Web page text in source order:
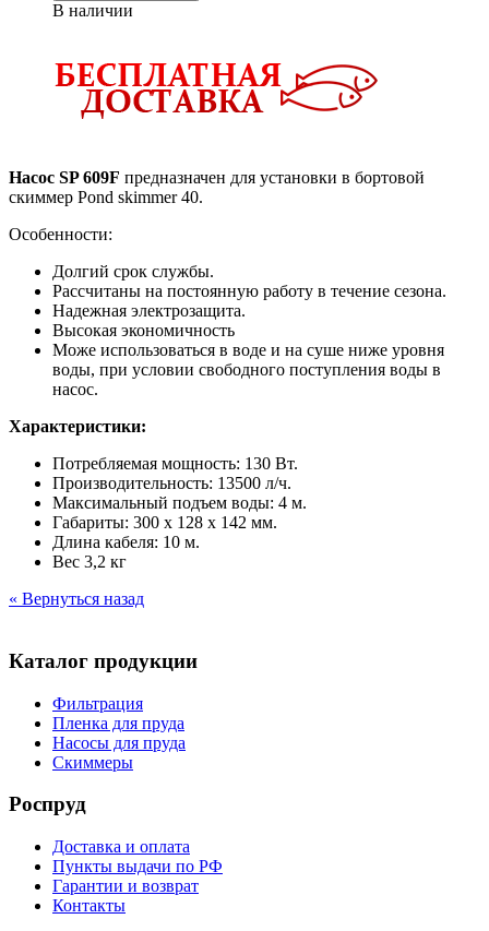
В наличии
Насос SP 609F предназначен для установки в бортовой
скиммер Pond skimmer 40.
Особенности:
Долгий срок службы.
Рассчитаны на постоянную работу в течение сезона.
Надежная электрозащита.
Высокая экономичность
Може использоваться в воде и на суше ниже уровня
воды, при условии свободного поступления воды в
насос.
Характеристики:
Потребляемая мощность: 130 Вт.
Производительность: 13500 л/ч.
Максимальный подъем воды: 4 м.
Габариты: 300 х 128 х 142 мм.
Длина кабеля: 10 м.
Вес 3,2 кг
« Вернуться назад
Каталог продукции
Фильтрация
Пленка для пруда
Насосы для пруда
Скиммеры
Роспруд
Доставка и оплата
Пункты выдачи по РФ
Гарантии и возврат
Контакты